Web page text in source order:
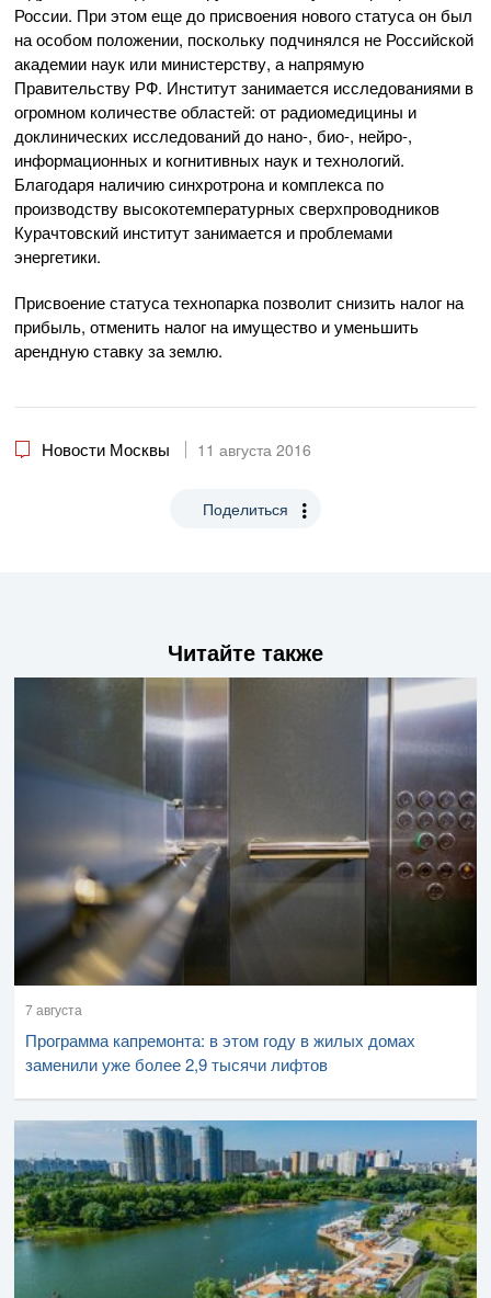
России. При этом еще до присвоения нового статуса он был
на особом положении, поскольку подчинялся не Российской
академии наук или министерству, а напрямую
Правительству РФ. Институт занимается исследованиями в
огромном количестве областей: от радиомедицины и
доклинических исследований до нано-, био-, нейро-,
информационных и когнитивных наук и технологий.
Благодаря наличию синхротрона и комплекса по
производству высокотемпературных сверхпроводников
Курачтовский институт занимается и проблемами
энергетики.
Присвоение статуса технопарка позволит снизить налог на
прибыль, отменить налог на имущество и уменьшить
арендную ставку за землю.
Новости Москвы 11 августа 2016
Поделиться
Читайте также
7 августа
Программа капремонта: в этом году в жилых домах
заменили уже более 2,9 тысячи лифтов